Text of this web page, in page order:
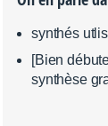
synthés
[Bien
synthèse